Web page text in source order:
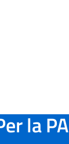
la PA